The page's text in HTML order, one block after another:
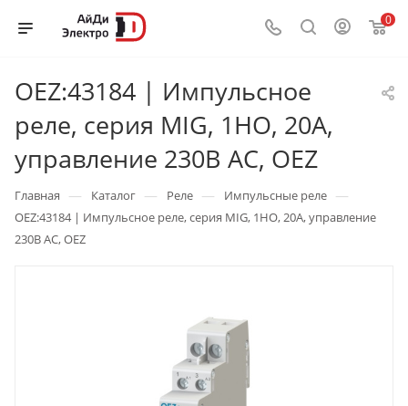
0
OEZ:43184 | Импульсное
реле, серия MIG, 1НО, 20А,
управление 230В AC, OEZ
Главная — Каталог — Реле — Импульсные реле —
OEZ:43184 | Импульсное реле, серия MIG, 1НО, 20А, управление
230В AC, OEZ